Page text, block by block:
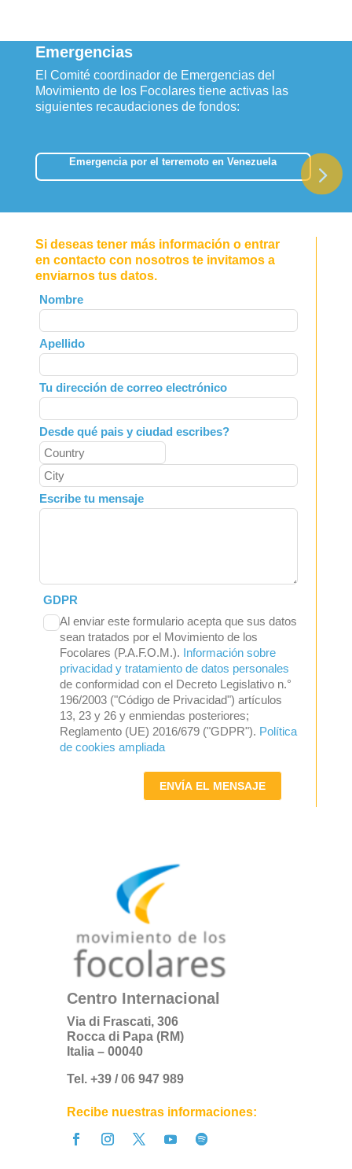
Emergencias
El Comité coordinador de Emergencias del
Movimiento de los Focolares tiene activas las
siguientes recaudaciones de fondos:
Emergencia por el terremoto en Venezuela
Si deseas tener más información o entrar
en contacto con nosotros te invitamos a
enviarnos tus datos.
Leave
this
field
blank
Nombre
Apellido
Tu dirección de correo electrónico
Desde qué pais y ciudad escribes?
Escribe tu mensaje
GDPR
Al enviar este formulario acepta que sus datos
sean tratados por el Movimiento de los
Focolares (P.A.F.O.M.). Información sobre
privacidad y tratamiento de datos personales
de conformidad con el Decreto Legislativo n.°
196/2003 ("Código de Privacidad") artículos
13, 23 y 26 y enmiendas posteriores;
Reglamento (UE) 2016/679 ("GDPR"). Política
de cookies ampliada
ENVÍA EL MENSAJE
Centro Internacional
Via di Frascati, 306
Rocca di Papa (RM)
Italia – 00040
Tel. +39 / 06 947 989
Recibe nuestras informaciones: